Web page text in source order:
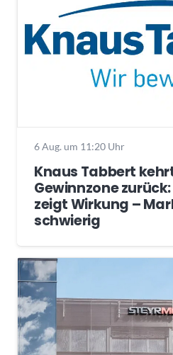
6 Aug. um 11:20 Uhr
Knaus Tabbert
Gewinnzone
zeigt Wirkung –
schwierig